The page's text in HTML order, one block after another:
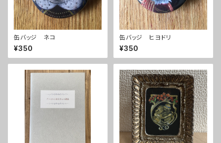
缶バッジ ネコ
¥350
缶バッジ ヒヨドリ
¥350